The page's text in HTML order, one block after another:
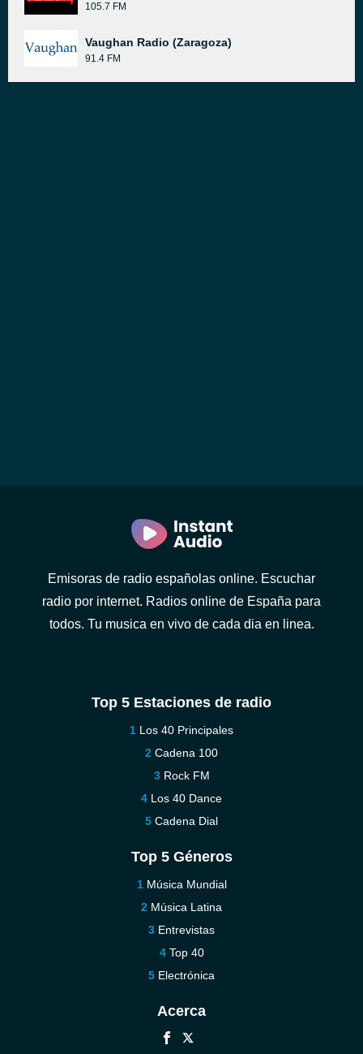
105.7 FM
Vaughan Radio (Zaragoza)
91.4 FM
Emisoras de radio españolas online. Escuchar
radio por internet. Radios online de España para
todos. Tu musica en vivo de cada dia en linea.
Top 5 Estaciones de radio
Los 40 Principales
Cadena 100
Rock FM
Los 40 Dance
Cadena Dial
Top 5 Géneros
Música Mundial
Música Latina
Entrevistas
Top 40
Electrónica
Acerca